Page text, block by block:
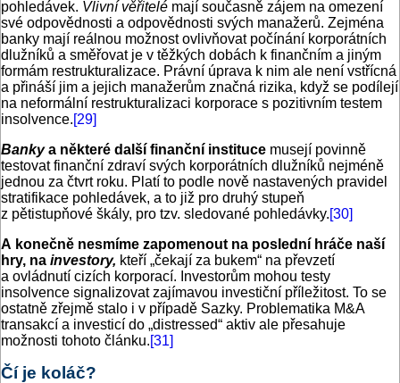
pohledávek. Vlivní věřitelé mají současně zájem na omezení
své odpovědnosti a odpovědnosti svých manažerů. Zejména
banky mají reálnou možnost ovlivňovat počínání korporátních
dlužníků a směřovat je v těžkých dobách k finančním a jiným
formám restrukturalizace. Právní úprava k nim ale není vstřícná
a přináší jim a jejich manažerům značná rizika, když se podílejí
na neformální restrukturalizaci korporace s pozitivním testem
insolvence.[29]
Banky a některé další finanční instituce musejí povinně
testovat finanční zdraví svých korporátních dlužníků nejméně
jednou za čtvrt roku. Platí to podle nově nastavených pravidel
stratifikace pohledávek, a to již pro druhý stupeň
z pětistupňové škály, pro tzv. sledované pohledávky.[30]
A konečně nesmíme zapomenout na poslední hráče naší
hry, na investory, kteří „čekají za bukem“ na převzetí
a ovládnutí cizích korporací. Investorům mohou testy
insolvence signalizovat zajímavou investiční příležitost. To se
ostatně zřejmě stalo i v případě Sazky. Problematika M&A
transakcí a investicí do „distressed“ aktiv ale přesahuje
možnosti tohoto článku.[31]
Čí je koláč?